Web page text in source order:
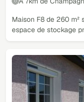
Maison F8 de 260
espace de stockage